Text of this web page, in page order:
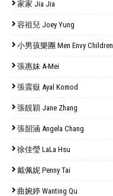
家家 Jia Jia
容祖兒 Joey Yung
小男孩樂團 Men Envy Children
張惠妹 A-Mei
張震嶽 Ayal Komod
張靚穎 Jane Zhang
張韶涵 Angela Chang
徐佳瑩 LaLa Hsu
戴佩妮 Penny Tai
曲婉婷 Wanting Qu